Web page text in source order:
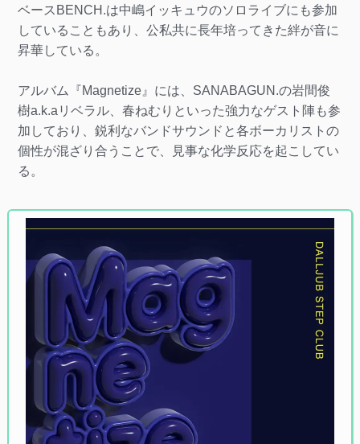
ベースBENCH.は中嶋イッキュウのソロライブにも参加
していることもあり、公私共に長年培ってきた絆が音に
昇華している。
アルバム『Magnetize』には、SANABAGUN.の岩間俊
樹a.k.aリベラル、春ねむりといった強力なゲスト陣も参
加しており、鋭利なバンドサウンドと各ボーカリストの
個性が混ざり合うことで、見事な化学反応を起こしてい
る。